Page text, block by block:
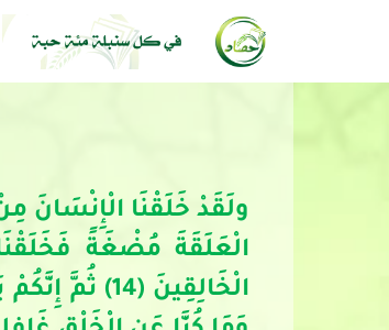
الْعَلَقَةَ مُضْغَةً